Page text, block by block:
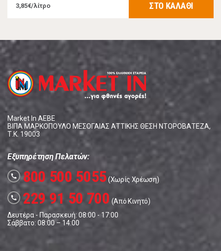
3,85€/λίτρο ΣΤΟ ΚΑΛΑΘΙ
Market In ΑΕΒΕ
ΒΙΠΑ ΜΑΡΚΟΠΟΥΛΟ ΜΕΣΟΓΑΙΑΣ ΑΤΤΙΚΗΣ ΘΕΣΗ ΝΤΟΡΟΒΑΤΕΖΑ,
Τ.Κ. 19003
Εξυπηρέτηση Πελατών:
call 800 500 5055(Χωρίς Χρέωση)
call 229 91 50 700 (Από Κινητό)
Δευτέρα - Παρασκευή: 08:00 - 17:00
Σάββατο: 08:00 – 14:00